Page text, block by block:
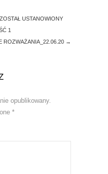
USTANOWIONY
1
ROZWAŻANIA_22.06.20 →
opublikowany.
*